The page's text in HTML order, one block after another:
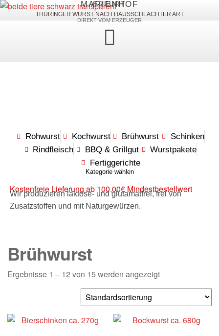
MARIENHOF
ERFURT
THÜRINGER WURST NACH HAUSSCHLACHTER ART
DIREKT VOM ERZEUGER
Rohwurst Kochwurst Brühwurst
Schinken
Rindfleisch
BBQ & Grillgut
Wurstpakete
Fertiggerichte
Kategorie wählen
Kostenfreie Lieferung ab 100,00€ Mindestbestellwert
Wir produzieren laktose- und glutamatfrei, frei von
Zusatzstoffen und mit Naturgewürzen.
Brühwurst
Ergebnisse 1 – 12 von 15 werden angezeigt